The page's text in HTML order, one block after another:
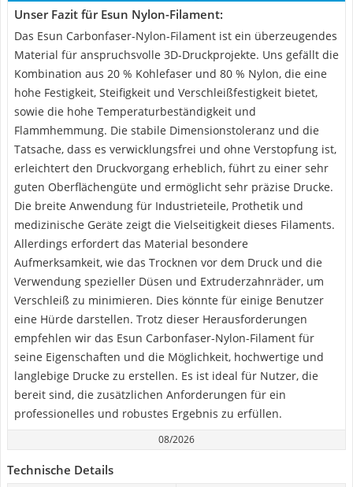
Unser Fazit für Esun Nylon-Filament:
Das Esun Carbonfaser-Nylon-Filament ist ein überzeugendes
Material für anspruchsvolle 3D-Druckprojekte. Uns gefällt die
Kombination aus 20 % Kohlefaser und 80 % Nylon, die eine
hohe Festigkeit, Steifigkeit und Verschleißfestigkeit bietet,
sowie die hohe Temperaturbeständigkeit und
Flammhemmung. Die stabile Dimensionstoleranz und die
Tatsache, dass es verwicklungsfrei und ohne Verstopfung ist,
erleichtert den Druckvorgang erheblich, führt zu einer sehr
guten Oberflächengüte und ermöglicht sehr präzise Drucke.
Die breite Anwendung für Industrieteile, Prothetik und
medizinische Geräte zeigt die Vielseitigkeit dieses Filaments.
Allerdings erfordert das Material besondere
Aufmerksamkeit, wie das Trocknen vor dem Druck und die
Verwendung spezieller Düsen und Extruderzahnräder, um
Verschleiß zu minimieren. Dies könnte für einige Benutzer
eine Hürde darstellen. Trotz dieser Herausforderungen
empfehlen wir das Esun Carbonfaser-Nylon-Filament für
seine Eigenschaften und die Möglichkeit, hochwertige und
langlebige Drucke zu erstellen. Es ist ideal für Nutzer, die
bereit sind, die zusätzlichen Anforderungen für ein
professionelles und robustes Ergebnis zu erfüllen.
08/2026
Technische Details